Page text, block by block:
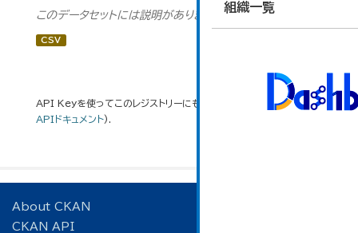
組織一覧
このデータセットには説明がありません
CSV
API Keyを使ってこのレジストリーにもアクセス可能ですAPI(see
APIドキュメント).
About CKAN
CKAN API